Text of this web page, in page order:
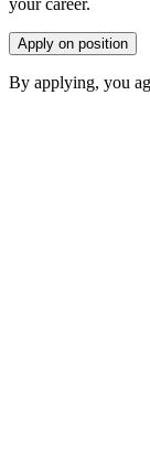
your career.
Apply on position
By applying, you